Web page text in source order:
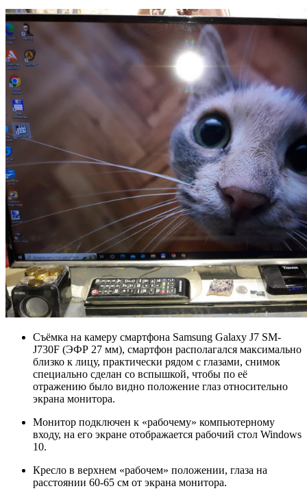
Съёмка на камеру смартфона Samsung Galaxy J7 SM-
J730F (ЭФР 27 мм), смартфон располагался максимально
близко к лицу, практически рядом с глазами, снимок
специально сделан со вспышкой, чтобы по её
отражению было видно положение глаз относительно
экрана монитора.
Монитор подключен к «рабочему» компьютерному
входу, на его экране отображается рабочий стол Windows
10.
Кресло в верхнем «рабочем» положении, глаза на
расстоянии 60-65 см от экрана монитора.